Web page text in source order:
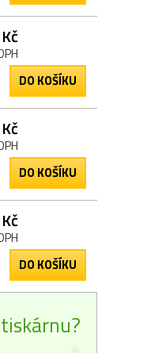
DO KOŠÍKU
DO KOŠÍKU
DO KOŠÍKU